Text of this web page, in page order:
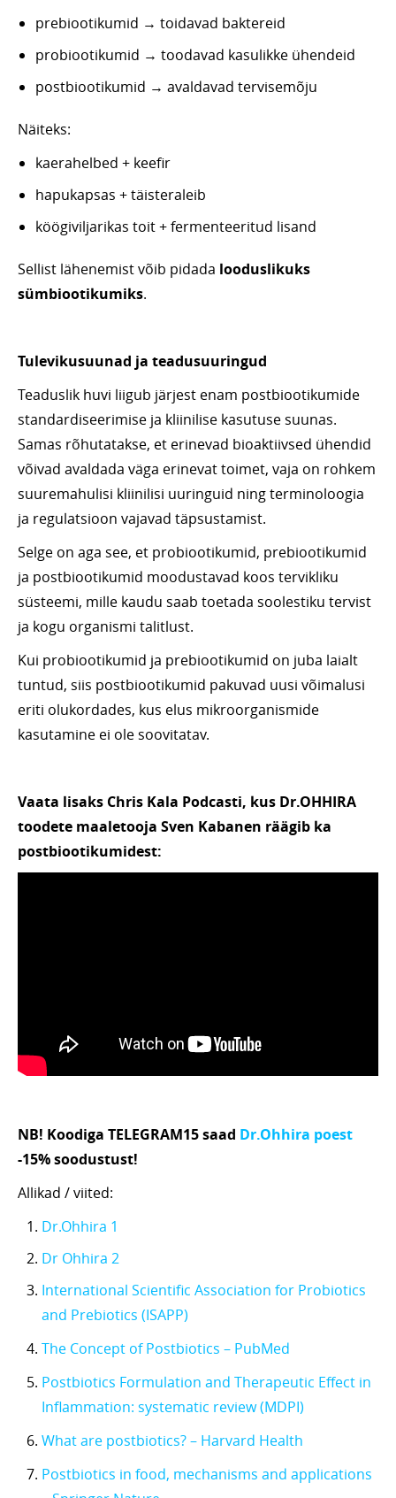
prebiootikumid → toidavad baktereid
probiootikumid → toodavad kasulikke ühendeid
postbiootikumid → avaldavad tervisemõju
Näiteks:
kaerahelbed + keefir
hapukapsas + täisteraleib
köögiviljarikas toit + fermenteeritud lisand
Sellist lähenemist võib pidada looduslikuks
sümbiootikumiks.
Tulevikusuunad ja teadusuuringud
Teaduslik huvi liigub järjest enam postbiootikumide
standardiseerimise ja kliinilise kasutuse suunas.
Samas rõhutatakse, et erinevad bioaktiivsed ühendid
võivad avaldada väga erinevat toimet, vaja on rohkem
suuremahulisi kliinilisi uuringuid ning terminoloogia
ja regulatsioon vajavad täpsustamist.
Selge on aga see, et probiootikumid, prebiootikumid
ja postbiootikumid moodustavad koos tervikliku
süsteemi, mille kaudu saab toetada soolestiku tervist
ja kogu organismi talitlust.
Kui probiootikumid ja prebiootikumid on juba laialt
tuntud, siis postbiootikumid pakuvad uusi võimalusi
eriti olukordades, kus elus mikroorganismide
kasutamine ei ole soovitatav.
Vaata lisaks Chris Kala Podcasti, kus Dr.OHHIRA
toodete maaletooja Sven Kabanen räägib ka
postbiootikumidest:
NB! Koodiga TELEGRAM15 saad Dr.Ohhira poest
-15% soodustust!
Allikad / viited:
Dr.Ohhira 1
Dr Ohhira 2
International Scientific Association for Probiotics
and Prebiotics (ISAPP)
The Concept of Postbiotics – PubMed
Postbiotics Formulation and Therapeutic Effect in
Inflammation: systematic review (MDPI)
What are postbiotics? – Harvard Health
Postbiotics in food, mechanisms and applications